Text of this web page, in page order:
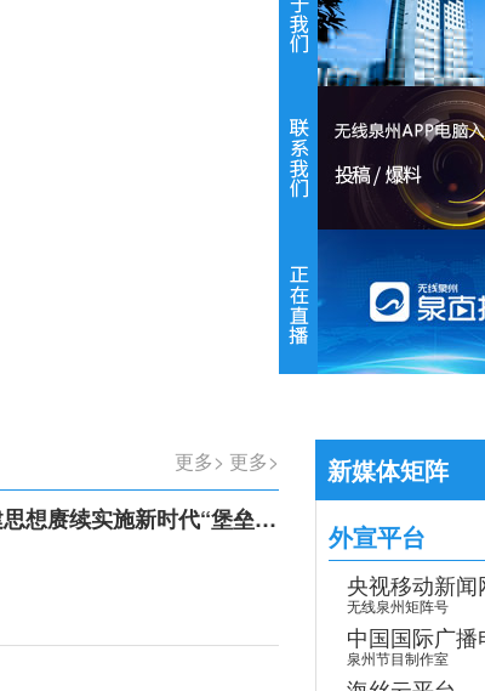
【专题】学
更多> 更多>
施新时代“堡垒工程”推进会召开
新媒体矩阵
外宣平台
央视移动新闻
无线泉州矩阵号
中国国际广播
泉州节目制作室